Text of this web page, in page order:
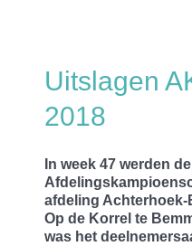
Uitslagen
2018
In week 47 werden de
afdeling
Op de Korrel te
was het